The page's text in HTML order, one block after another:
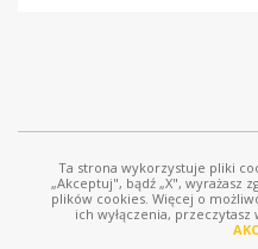
© Ostrowski i Wspólnicy |
Licznik odwiedziń: 688346
Ta strona wykorzystuje pliki
„Akceptuj", bądź „X", wyrażasz
plików cookies. Więcej o
ich wyłączenia, przeczytasz